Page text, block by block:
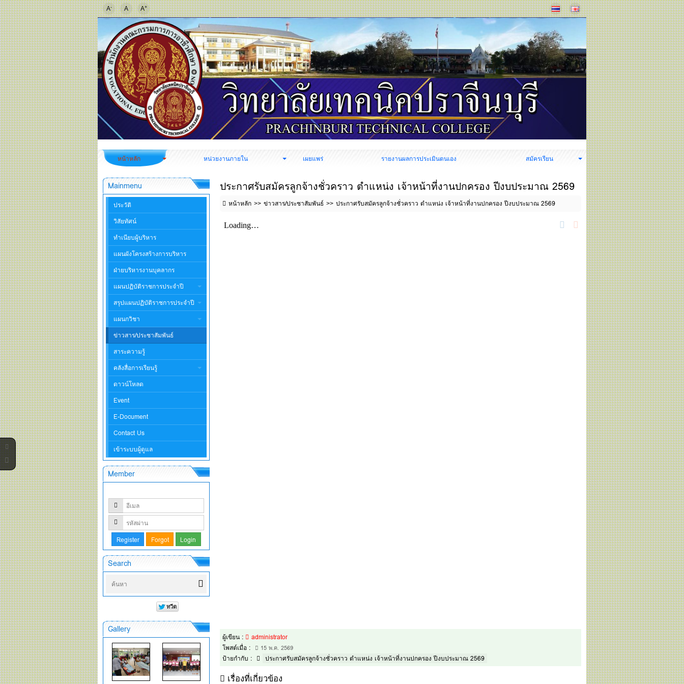
A- A A+
หน้าหลัก หน่วยงานภายใน เผยแพร่ รายงานผลการประเมินตนเอง สมัครเรียน
ประกาศรับสมัครลูกจ้างชั่วคราว ตำแหน่ง เจ้าหน้าที่งานปกครอง ปีงบประมาณ 2569
หน้าหลัก ข่าวสาร/ประชาสัมพันธ์ ประกาศรับสมัครลูกจ้างชั่วคราว ตำแหน่ง เจ้าหน้าที่งานปกครอง ปีงบประมาณ 2569
ผู้เขียน :
administrator
โพสต์เมื่อ :
15 พ.ค. 2569
ป้ายกำกับ : ประกาศรับสมัครลูกจ้างชั่วคราว ตำแหน่ง เจ้าหน้าที่งานปกครอง ปีงบประมาณ 2569
เรื่องที่เกี่ยวข้อง
Mainmenu
ประวัติ
วิสัยทัศน์
ทำเนียบผู้บริหาร
แผนผังโครงสร้างการบริหาร
ฝ่ายบริหารงานบุคลากร
แผนปฏิบัติราชการประจำปี
สรุปแผนปฏิบัติราชการประจำปี
แผนกวิชา
ข่าวสาร/ประชาสัมพันธ์
สาระความรู้
คลังสื่อการเรียนรู้
ดาวน์โหลด
Event
E-Document
Contact Us
เข้าระบบผู้ดูแล
Member
Search
Gallery